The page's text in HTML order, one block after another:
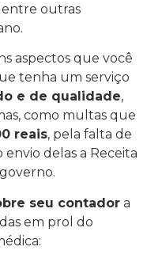
entre outras
aspectos que você
tenha um serviço
e de qualidade,
como multas que
reais, pela falta de
delas a Receita
seu contador a
em prol do